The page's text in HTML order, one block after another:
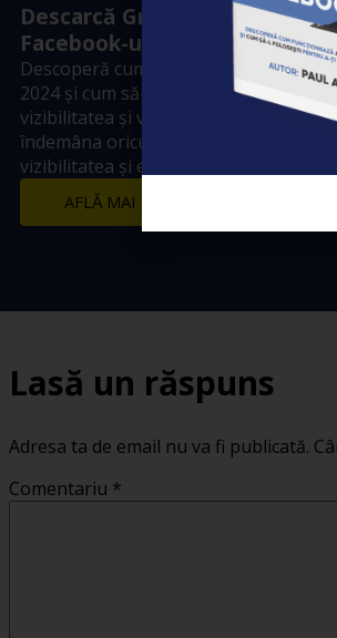
Descarcă Gratuit Ebook-ul:
Facebook-ul?”
Descoperă cum funcționează
2024 și cum să-l folosești pentru a-ți
vizibilitatea și vânzările! 10 metode
îndemâna oricui prin care să crești
vizibilitatea și engagement-ul
AFLĂ MAI MULTE
Lasă un răspuns
Adresa ta de email nu va fi publicată.
Comentariu *